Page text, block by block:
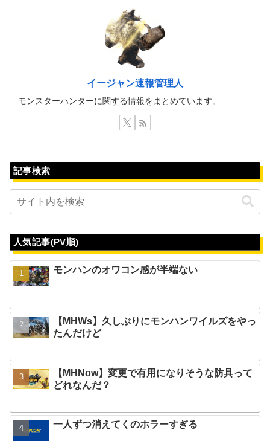
イージャン速報管理人
モンスターハンターに関する情報をまとめています。
記事検索
人気記事(PV順)
モンハンのオワコン感が半端ない
【MHWs】久しぶりにモンハンワイルズをやっ
たんだけど
【MHNow】変更で有用になりそうな防具って
どれなんだ？
一人ずつ消えてくのホラーすぎる